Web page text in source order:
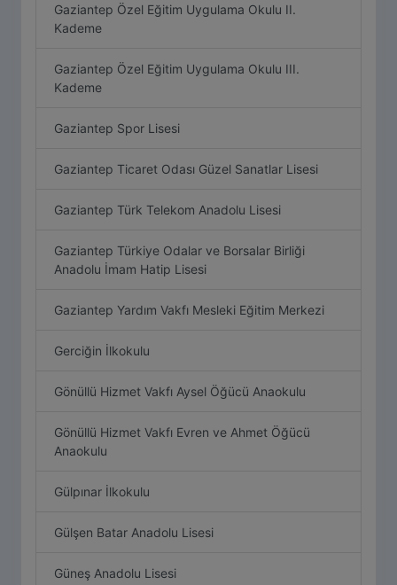
Gaziantep Özel Eğitim Uygulama Okulu II.
Kademe
Gaziantep Özel Eğitim Uygulama Okulu III.
Kademe
Gaziantep Spor Lisesi
Gaziantep Ticaret Odası Güzel Sanatlar Lisesi
Gaziantep Türk Telekom Anadolu Lisesi
Gaziantep Türkiye Odalar ve Borsalar Birliği
Anadolu İmam Hatip Lisesi
Gaziantep Yardım Vakfı Mesleki Eğitim Merkezi
Gerciğin İlkokulu
Gönüllü Hizmet Vakfı Aysel Öğücü Anaokulu
Gönüllü Hizmet Vakfı Evren ve Ahmet Öğücü
Anaokulu
Gülpınar İlkokulu
Gülşen Batar Anadolu Lisesi
Güneş Anadolu Lisesi